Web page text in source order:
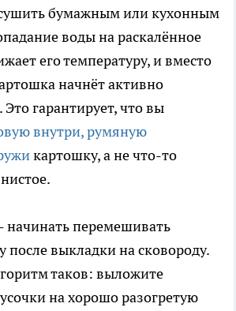
бумажным или кухонным
воды на раскалённое
его температуру, и вместо
начнёт активно
гарантирует, что вы
внутри, румяную
картошку, а не что-то
начинать перемешивать
после выкладки на сковороду.
таков: выложите
на хорошо разогретую